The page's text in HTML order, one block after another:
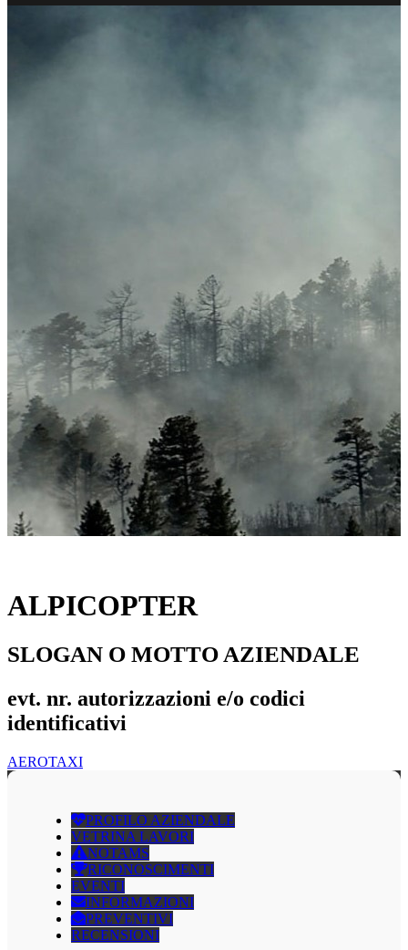
ALPICOPTER
SLOGAN O MOTTO AZIENDALE
evt. nr. autorizzazioni e/o codici
identificativi
AEROTAXI
PROFILO AZIENDALE
VETRINA LAVORI
NOTAMS
RICONOSCIMENTI
EVENTI
INFORMAZIONI
PREVENTIVI
RECENSIONI